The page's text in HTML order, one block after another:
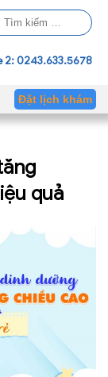
2: 0243.633.5678
Đặt lịch khám
quả